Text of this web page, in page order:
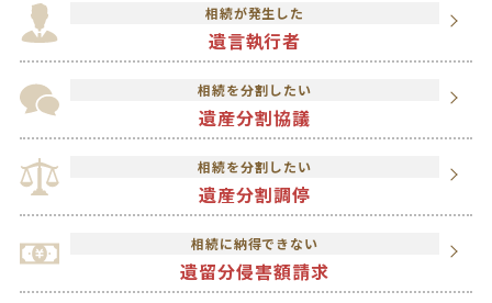
相続が発生した
遺言執行者
相続を分割したい
遺産分割協議
相続を分割したい
遺産分割調停
相続に納得できない
遺留分侵害額請求